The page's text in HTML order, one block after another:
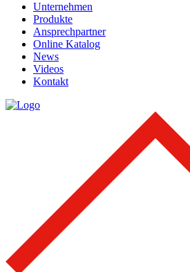
Unternehmen
Produkte
Ansprechpartner
Online Katalog
News
Videos
Kontakt